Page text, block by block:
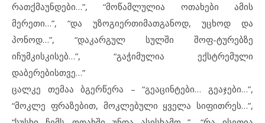
რათქმაუნდები…”, “მოწამლულია ოთახები ამის
მერეთი…”, “და უზოგიერთიმათგანოდ, უცხოდ და
პონოდ…”, “დაკარგულ სულში შოფ-ტურებზე
იჩუმკისკისებ…”, “გაჭიმულია ექსტრემული
დაბერებისთვე…”
ცალკე თემაა ბგერწერა – “გეაცინტები… გეაჯები…”,
“მოკლე ფრაზებით, მოკლებული ყველა სიფითრეს…”,